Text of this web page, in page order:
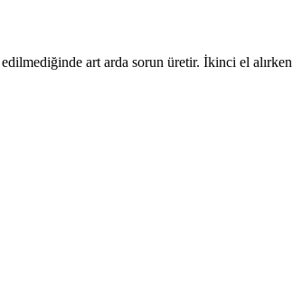
art arda sorun üretir. İkinci el alırken